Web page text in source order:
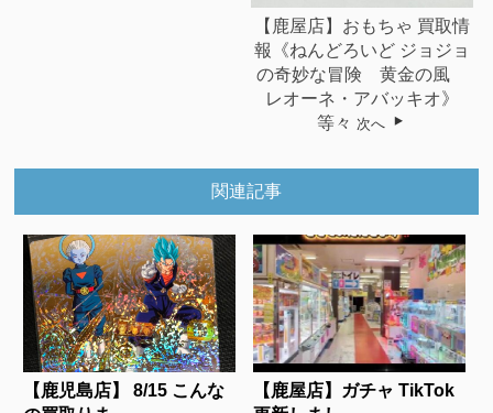
【鹿屋店】おもちゃ 買取情
報《ねんどろいど ジョジョ
の奇妙な冒険 黄金の風
レオーネ・アバッキオ》
等々 次へ
関連記事
【鹿児島店】 8/15 こんな
【鹿屋店】ガチャ TikTok